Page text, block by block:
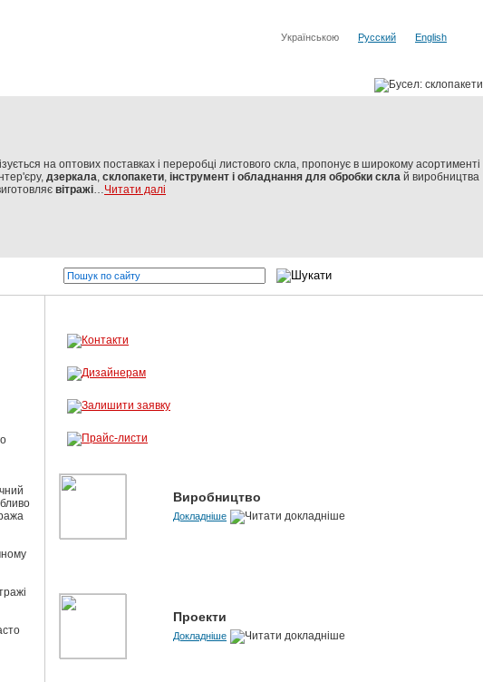
Українською Русский English
на оптових поставках і переробці листового скла, пропонує в широкому асортименті
дзеркала, склопакети, інструмент і обладнання для обробки скла й виробництва
вітражі…Читати далі
- скло від світових виробників Бусел - різка скла, обробка скла,
Виробництво
Докладніше
Проекти
Докладніше